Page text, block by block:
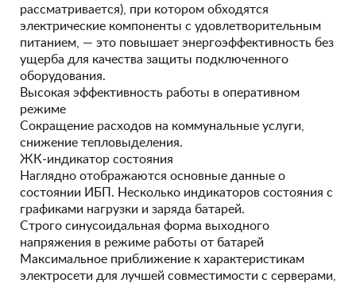
рассматривается), при котором обходятся
электрические компоненты с удовлетворительным
питанием, — это повышает энергоэффективность без
ущерба для качества защиты подключенного
оборудования.
Высокая эффективность работы в оперативном
режиме
Сокращение расходов на коммунальные услуги,
снижение тепловыделения.
ЖК-индикатор состояния
Наглядно отображаются основные данные о
состоянии ИБП. Несколько индикаторов состояния с
графиками нагрузки и заряда батарей.
Строго синусоидальная форма выходного
напряжения в режиме работы от батарей
Максимальное приближение к характеристикам
электросети для лучшей совместимости с серверами,